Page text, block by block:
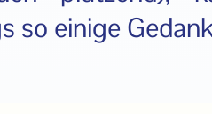
so einige